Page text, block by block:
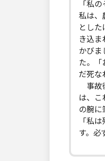
「私
私は、
とし
き込ま
かびま
た。「
だ死な
事故
は、こ
の腕に
「私
す。必